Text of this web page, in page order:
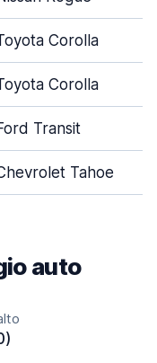
Corolla
Corolla
Transit
Tahoe
auto